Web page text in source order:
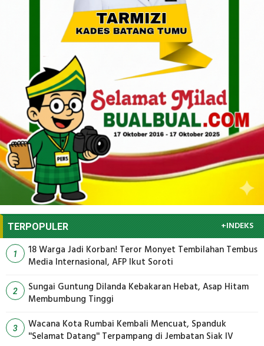
TERPOPULER +INDEKS
1
18 Warga Jadi Korban! Teror Monyet Tembilahan Tembus
Media Internasional, AFP Ikut Soroti
2
Sungai Guntung Dilanda Kebakaran Hebat, Asap Hitam
Membumbung Tinggi
3
Wacana Kota Rumbai Kembali Mencuat, Spanduk
''Selamat Datang'' Terpampang di Jembatan Siak IV